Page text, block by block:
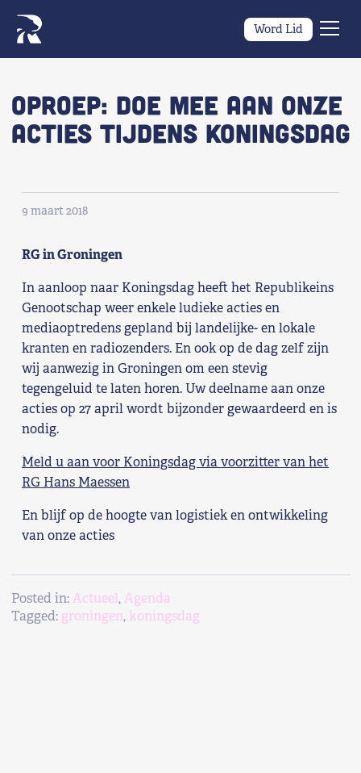
Word Lid
×
Wat we doen
Wie we zijn
Nieuws
Agenda
Shop
Contact
Voor leden
Word Lid
Oproep: doe mee aan onze
acties tijdens Koningsdag
9 maart 2018
RG in Groningen
In aanloop naar Koningsdag heeft het Republikeins
Genootschap weer enkele ludieke acties en
mediaoptredens gepland bij landelijke- en lokale
kranten en radiozenders. En ook op de dag zelf zijn
wij aanwezig in Groningen om een stevig
tegengeluid te laten horen. Uw deelname aan onze
acties op 27 april wordt bijzonder gewaardeerd en is
nodig.
Meld u aan voor Koningsdag via voorzitter van het
RG Hans Maessen
En blijf op de hoogte van logistiek en ontwikkeling
van onze acties
Posted in:Actueel,Agenda
Tagged: groningen, koningsdag